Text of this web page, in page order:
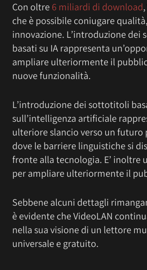
Con oltre 6 miliardi di download,
che è possibile coniugare
innovazione. L’introduzione dei
basati su IA rappresenta
ampliare ulteriormente il
nuove funzionalità.
L’introduzione dei sottotitoli
sull’intelligenza artificiale
ulteriore slancio verso un futuro
dove le barriere linguistiche si
fronte alla tecnologia. E’ inoltre
per ampliare ulteriormente il
Sebbene alcuni dettagli
è evidente che VideoLAN
nella sua visione di un lettore
universale e gratuito.